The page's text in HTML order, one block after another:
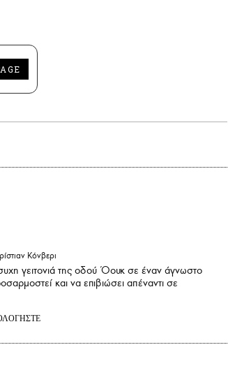
Κόνβερι
γειτονιά της οδού Όουκ σε έναν άγνωστο
και να επιβιώσει απέναντι σε